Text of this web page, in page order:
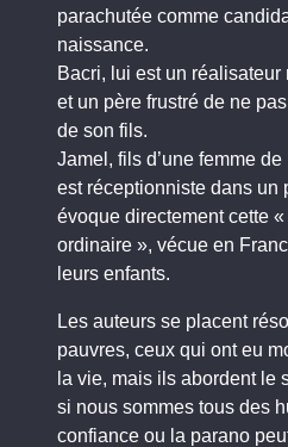
parachutée comme
naissance.
Bacri, lui est un réalisateur
et un père frustré de ne
de son fils.
Jamel, fils d’une femme
est réceptionniste dans un
évoque directement cette
ordinaire », vécue en
leurs enfants.
Les auteurs se placent
pauvres, ceux qui ont eu
la vie, mais ils abordent le
si nous sommes tous des
confiance ou la parano